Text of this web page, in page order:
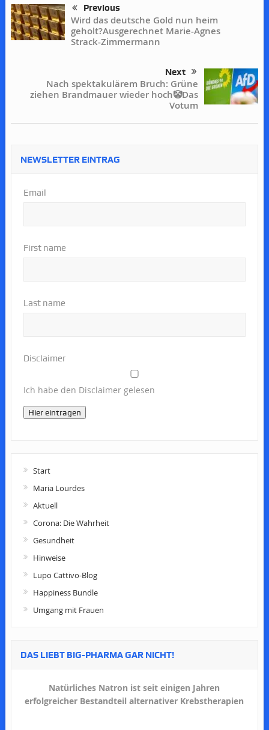
Previous
Wird das deutsche Gold nun heim
geholt?Ausgerechnet Marie-Agnes
Strack-Zimmermann
Next
Nach spektakulärem Bruch: Grüne
ziehen Brandmauer wieder hoch🤡Das
Votum
NEWSLETTER EINTRAG
Email
First name
Last name
Disclaimer
Ich habe den Disclaimer gelesen
Hier eintragen
Start
Maria Lourdes
Aktuell
Corona: Die Wahrheit
Gesundheit
Hinweise
Lupo Cattivo-Blog
Happiness Bundle
Umgang mit Frauen
DAS LIEBT BIG-PHARMA GAR NICHT!
Natürliches Natron ist seit einigen Jahren
erfolgreicher Bestandteil alternativer Krebstherapien